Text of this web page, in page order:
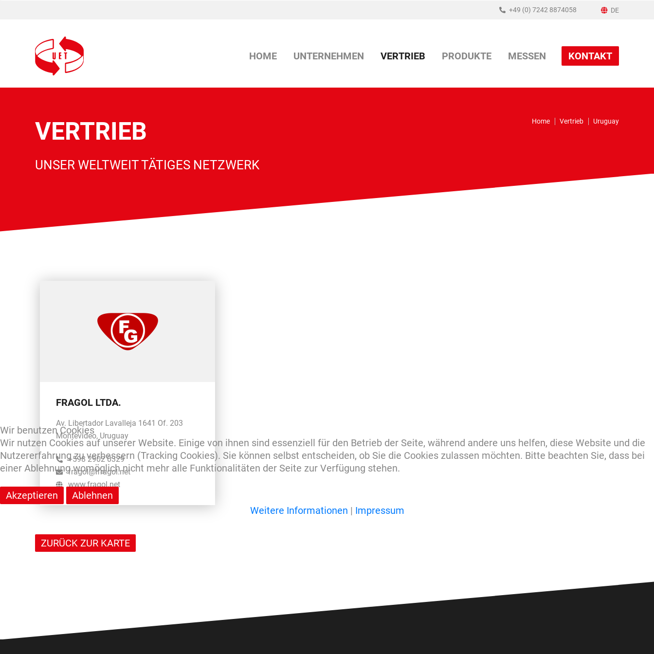
+49 (0) 7242 8874058 DE
HOME UNTERNEHMEN VERTRIEB PRODUKTE MESSEN KONTAKT
VERTRIEB
UNSER WELTWEIT TÄTIGES NETZWERK
Home Vertrieb Uruguay
FRAGOL LTDA.
Av. Libertador Lavalleja 1641 Of. 203
Montevideo, Uruguay
+598 2902 0329
fragol@lfragol.net
www.fragol.net
ZURÜCK ZUR KARTE
Wir benutzen Cookies
Wir nutzen Cookies auf unserer Website. Einige von ihnen sind essenziell für den Betrieb der Seite, während andere uns helfen, diese Website und die
Nutzererfahrung zu verbessern (Tracking Cookies). Sie können selbst entscheiden, ob Sie die Cookies zulassen möchten. Bitte beachten Sie, dass bei
einer Ablehnung womöglich nicht mehr alle Funktionalitäten der Seite zur Verfügung stehen.
Akzeptieren
Ablehnen
Weitere Informationen | Impressum